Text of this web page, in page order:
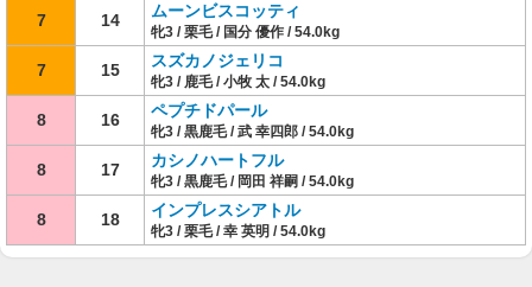
7 14 ムーンビスコッティ
牝3 / 栗毛 / 国分 優作 / 54.0kg
7 15 スズカノジェリコ
牝3 / 鹿毛 / 小牧 太 / 54.0kg
8 16 ペプチドパール
牝3 / 黒鹿毛 / 武 幸四郎 / 54.0kg
8 17 カシノハートフル
牝3 / 黒鹿毛 / 岡田 祥嗣 / 54.0kg
8 18 インプレスシアトル
牝3 / 栗毛 / 幸 英明 / 54.0kg